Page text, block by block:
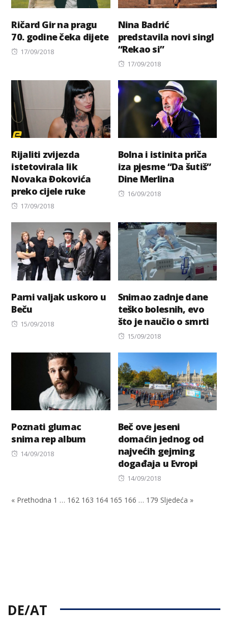
Ričard Gir na pragu
70. godine čeka dijete
Posted
17/09/2018
Nina Badrić
predstavila novi singl
“Rekao si”
Posted
17/09/2018
Rijaliti zvijezda
istetovirala lik
Novaka Đokovića
preko cijele ruke
Posted
17/09/2018
Bolna i istinita priča
iza pjesme “Da šutiš”
Dine Merlina
Posted
16/09/2018
Parni valjak uskoro u
Beču
Posted
15/09/2018
Snimao zadnje dane
teško bolesnih, evo
što je naučio o smrti
Posted
15/09/2018
Poznati glumac
snima rep album
Posted
14/09/2018
Beč ove jeseni
domaćin jednog od
najvećih gejming
događaja u Evropi
Posted
14/09/2018
« Prethodna 1 … 162 163 164 165 166 … 179 Sljedeća »
DE/AT